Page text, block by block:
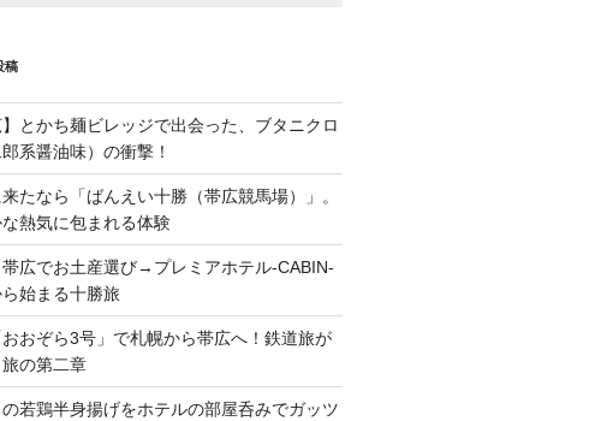
稿
】とかち麺ビレッジで出会った、ブタニクロ
系醤油味）の衝撃！
たなら「ばんえい十勝（帯広競馬場）」。
熱気に包まれる体験
帯広でお土産選び→プレミアホテル-CABIN-
始まる十勝旅
おぞら3号」で札幌から帯広へ！鉄道旅が
の第二章
若鶏半身揚げをホテルの部屋呑みでガッツ